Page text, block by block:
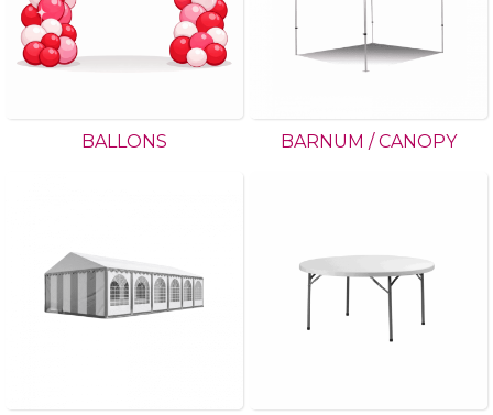
BALLONS BARNUM / CANOPY